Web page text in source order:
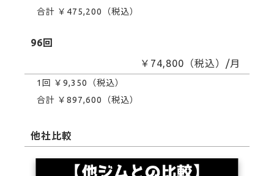
合計 ￥475,200（税込）
96回
￥74,800（税込）/月
1回 ￥9,350（税込）
合計 ￥897,600（税込）
他社比較